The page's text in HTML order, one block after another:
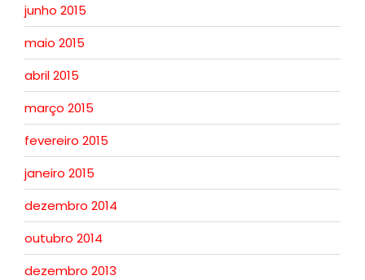
junho 2015
maio 2015
abril 2015
março 2015
fevereiro 2015
janeiro 2015
dezembro 2014
outubro 2014
dezembro 2013